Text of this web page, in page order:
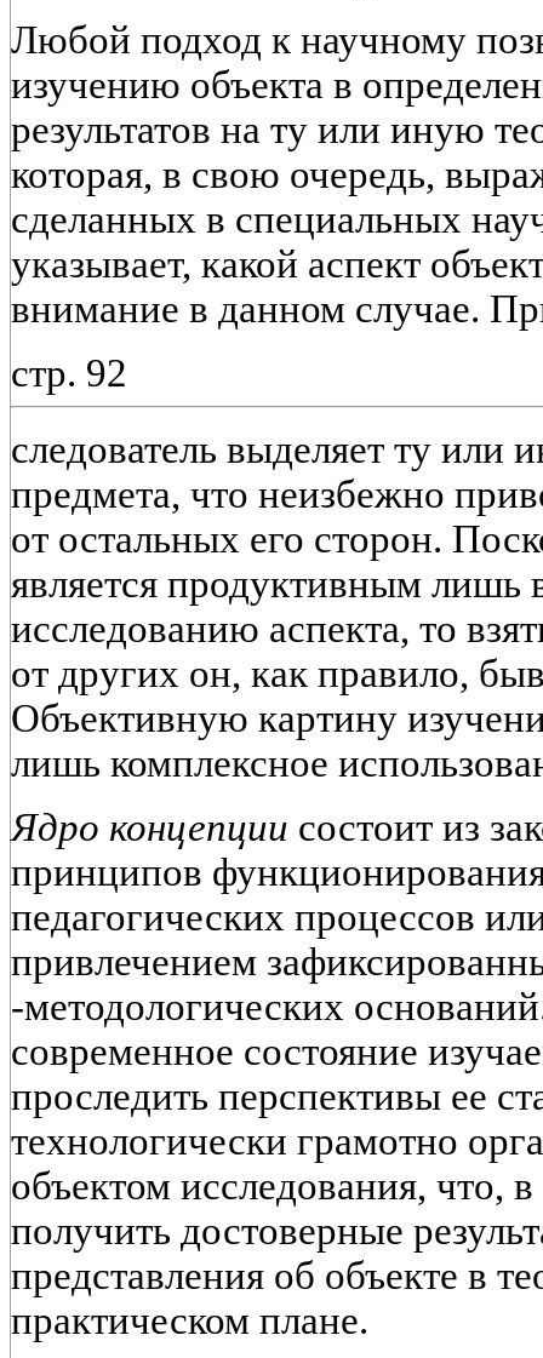
Любой подход к научному
изучению объекта в
результатов на ту или иную
которая, в свою очередь,
сделанных в специальных
указывает, какой аспект
внимание в данном случае.
стр. 92
следователь выделяет ту или
предмета, что неизбежно
от остальных его сторон.
является продуктивным лишь
исследованию аспекта, то
от других он, как правило,
Объективную картину
лишь комплексное
Ядро концепции состоит из
принципов
педагогических процессов
привлечением
-методологических
современное состояние
проследить перспективы ее
технологически грамотно
объектом исследования, что,
получить достоверные
представления об объекте в
практическом плане.